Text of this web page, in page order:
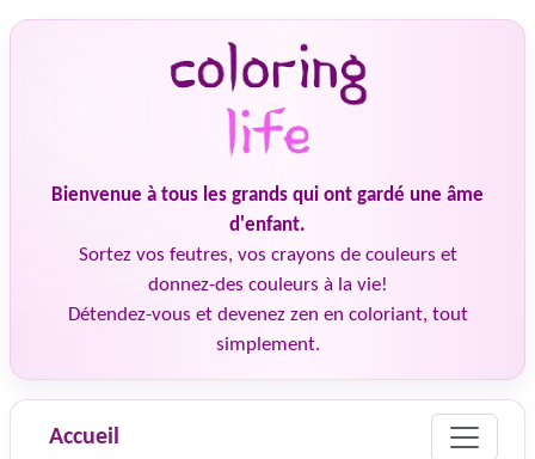
Bienvenue à tous les grands qui ont gardé une âme
d'enfant.
Sortez vos feutres, vos crayons de couleurs et
donnez-des couleurs à la vie!
Détendez-vous et devenez zen en coloriant, tout
simplement.
Accueil